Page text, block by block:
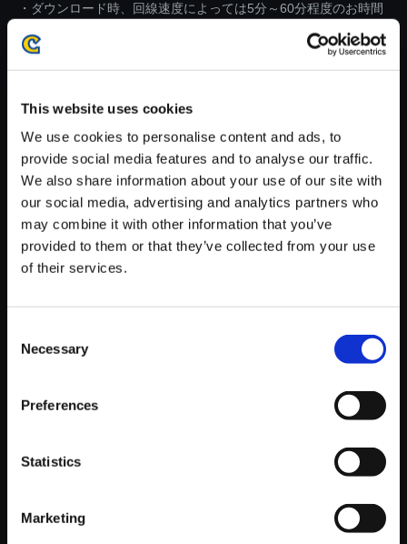
This website uses cookies
We use cookies to personalise content and ads, to
provide social media features and to analyse our traffic.
We also share information about your use of our site with
our social media, advertising and analytics partners who
may combine it with other information that you’ve
provided to them or that they’ve collected from your use
of their services.
Selection
Necessary
Preferences
Statistics
Marketing
・ダウンロード時、回線速度によっては5分～60分程度のお時間
※ご購入いただいたファイルのダウンロードの際には、通信環境
【単曲】Street Fighter 6 Origin
al Soundtrack A Lion's Courag
e
おすすめ商品